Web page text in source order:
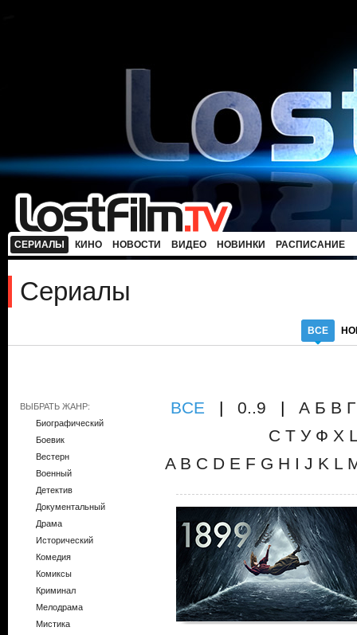
СЕРИАЛЫ КИНО НОВОСТИ ВИДЕО НОВИНКИ РАСПИСАНИЕ
Сериалы
ВСЕ
ВЫБРАТЬ ЖАНР:
Биографический
Боевик
Вестерн
Военный
Детектив
Документальный
Драма
Исторический
Комедия
Комиксы
Криминал
Мелодрама
Мистика
ВCE | 0..9 | А Б В Г
С Т У Ф Х
A B C D E F G H I J K L